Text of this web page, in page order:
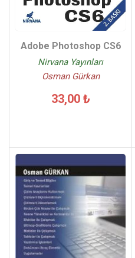
Adobe Photoshop CS6
Nirvana Yayınları
Osman Gürkan
33,00 ₺